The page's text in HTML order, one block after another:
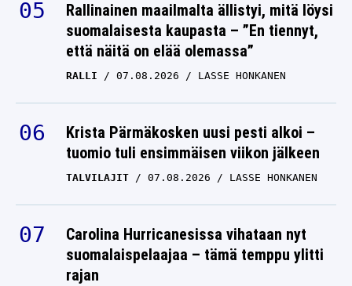
Rallinainen maailmalta ällistyi, mitä löysi
suomalaisesta kaupasta – ”En tiennyt,
että näitä on elää olemassa”
RALLI 07.08.2026 LASSE HONKANEN
Krista Pärmäkosken uusi pesti alkoi –
tuomio tuli ensimmäisen viikon jälkeen
TALVILAJIT 07.08.2026 LASSE HONKANEN
Carolina Hurricanesissa vihataan nyt
suomalaispelaajaa – tämä temppu ylitti
rajan